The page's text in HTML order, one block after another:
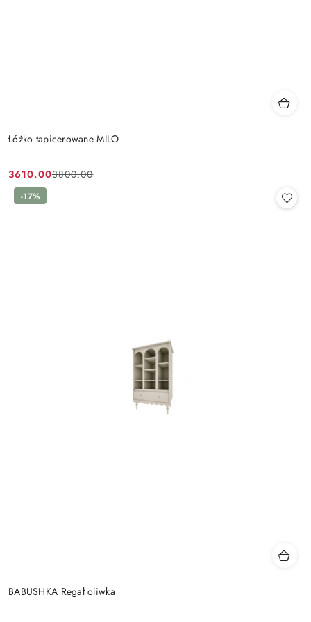
Łóżko tapicerowane MILO
Cena
promocyjna:
3610.00
Cena
przed
3800.00
BABUSHKA Regał oliwka
-17%